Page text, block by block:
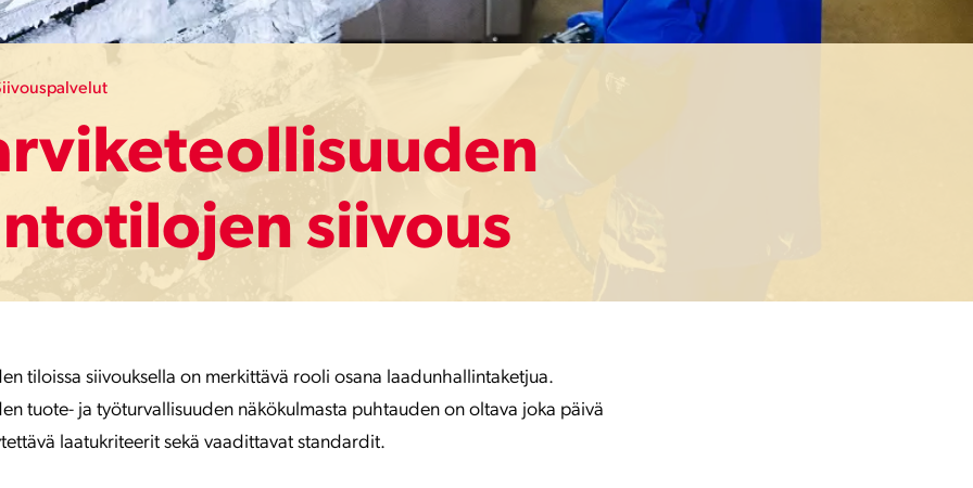
siivous
tiloissa siivouksella on merkittävä rooli osana laadunhallintaketjua.
tuote- ja työturvallisuuden näkökulmasta puhtauden on oltava joka päivä
laatukriteerit sekä vaadittavat standardit.